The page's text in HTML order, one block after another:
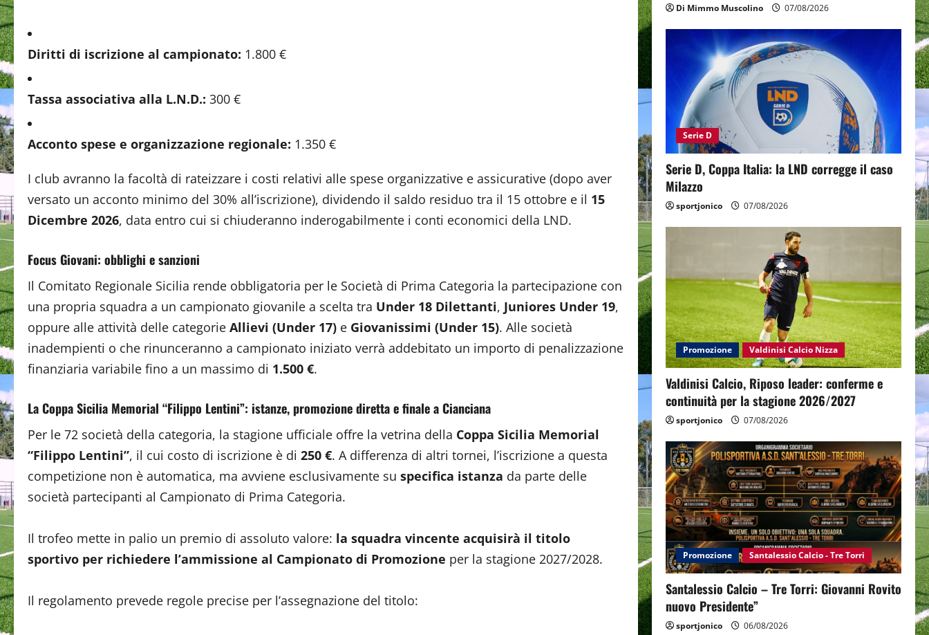
Diritti di iscrizione al campionato: 1.800 €
Tassa associativa alla L.N.D.: 300 €
Acconto spese e organizzazione regionale: 1.350 €
I club avranno la facoltà di rateizzare i costi relativi alle spese organizzative e assicurative (dopo aver
versato un acconto minimo del 30% all’iscrizione), dividendo il saldo residuo tra il 15 ottobre e il 15
Dicembre 2026, data entro cui si chiuderanno inderogabilmente i conti economici della LND.
Focus Giovani: obblighi e sanzioni
Il Comitato Regionale Sicilia rende obbligatoria per le Società di Prima Categoria la partecipazione con
una propria squadra a un campionato giovanile a scelta tra Under 18 Dilettanti, Juniores Under 19,
oppure alle attività delle categorie Allievi (Under 17) e Giovanissimi (Under 15). Alle società
inadempienti o che rinunceranno a campionato iniziato verrà addebitato un importo di penalizzazione
finanziaria variabile fino a un massimo di 1.500 €.
La Coppa Sicilia Memorial “Filippo Lentini”: istanze, promozione diretta e finale a Cianciana
Per le 72 società della categoria, la stagione ufficiale offre la vetrina della Coppa Sicilia Memorial
“Filippo Lentini”, il cui costo di iscrizione è di 250 €. A differenza di altri tornei, l’iscrizione a questa
competizione non è automatica, ma avviene esclusivamente su specifica istanza da parte delle
società partecipanti al Campionato di Prima Categoria.
Il trofeo mette in palio un premio di assoluto valore: la squadra vincente acquisirà il titolo
sportivo per richiedere l’ammissione al Campionato di Promozione per la stagione 2027/2028.
Il regolamento prevede regole precise per l’assegnazione del titolo:
Di Mimmo Muscolino 07/08/2026
Serie D
Serie D, Coppa Italia: la LND corregge il caso
Milazzo
sportjonico 07/08/2026
Promozione Valdinisi Calcio Nizza
Valdinisi Calcio, Riposo leader: conferme e
continuità per la stagione 2026/2027
sportjonico 07/08/2026
Promozione Santalessio Calcio - Tre Torri
Santalessio Calcio – Tre Torri: Giovanni Rovito
nuovo Presidente”
sportjonico 06/08/2026